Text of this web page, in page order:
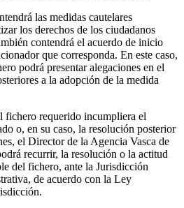
las medidas cautelares
los derechos de los ciudadanos
contendrá el acuerdo de inicio
que corresponda. En este caso,
podrá presentar alegaciones en el
a la adopción de la medida
fichero requerido incumpliera el
o, en su caso, la resolución posterior
el Director de la Agencia Vasca de
recurrir, la resolución o la actitud
del fichero, ante la Jurisdicción
de acuerdo con la Ley